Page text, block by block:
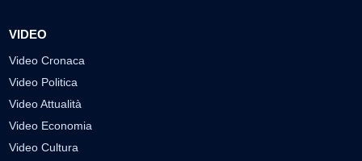
VIDEO
Video Cronaca
Video Politica
Video Attualità
Video Economia
Video Cultura